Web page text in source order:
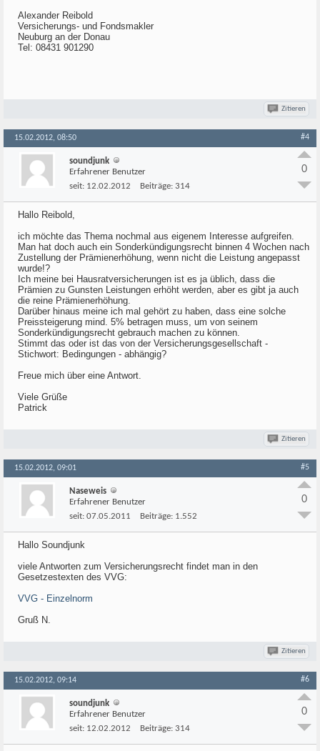
Alexander Reibold
Versicherungs- und Fondsmakler
Neuburg an der Donau
Tel: 08431 901290
Zitieren
15.02.2012, 08:50 #4
soundjunk
Erfahrener Benutzer
seit: 12.02.2012 Beiträge: 314
0
Hallo Reibold,
ich möchte das Thema nochmal aus eigenem Interesse aufgreifen.
Man hat doch auch ein Sonderkündigungsrecht binnen 4 Wochen nach
Zustellung der Prämienerhöhung, wenn nicht die Leistung angepasst
wurde!?
Ich meine bei Hausratversicherungen ist es ja üblich, dass die
Prämien zu Gunsten Leistungen erhöht werden, aber es gibt ja auch
die reine Prämienerhöhung.
Darüber hinaus meine ich mal gehört zu haben, dass eine solche
Preissteigerung mind. 5% betragen muss, um von seinem
Sonderkündigungsrecht gebrauch machen zu können.
Stimmt das oder ist das von der Versicherungsgesellschaft -
Stichwort: Bedingungen - abhängig?
Freue mich über eine Antwort.
Viele Grüße
Patrick
Zitieren
15.02.2012, 09:01 #5
Naseweis
Erfahrener Benutzer
seit: 07.05.2011 Beiträge: 1.552
0
Hallo Soundjunk
viele Antworten zum Versicherungsrecht findet man in den
Gesetzestexten des VVG:
VVG - Einzelnorm
Gruß N.
Zitieren
15.02.2012, 09:14 #6
soundjunk
Erfahrener Benutzer
seit: 12.02.2012 Beiträge: 314
0